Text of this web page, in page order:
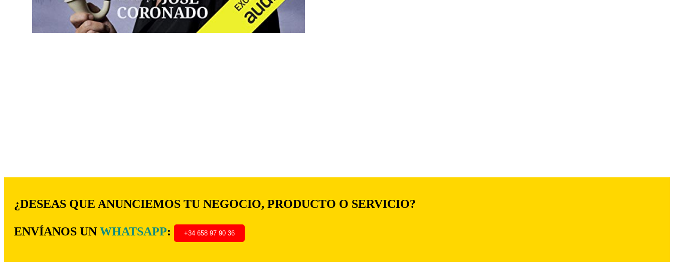
¿DESEAS QUE ANUNCIEMOS TU NEGOCIO, PRODUCTO O SERVICIO?
ENVÍANOS UN WHATSAPP: +34 658 97 90 36